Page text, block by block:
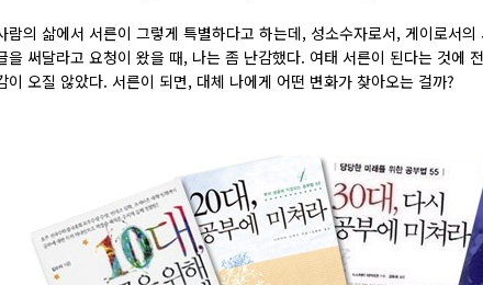
람의 삶에서 서른이 그렇게 특별하다고 하는데, 성소수자로서, 게이로서
을 써달라고 요청이 왔을 때, 나는 좀 난감했다. 여태 서른이 된다는 것에
이 오질 않았다. 서른이 되면, 대체 나에게 어떤 변화가 찾아오는 걸까?